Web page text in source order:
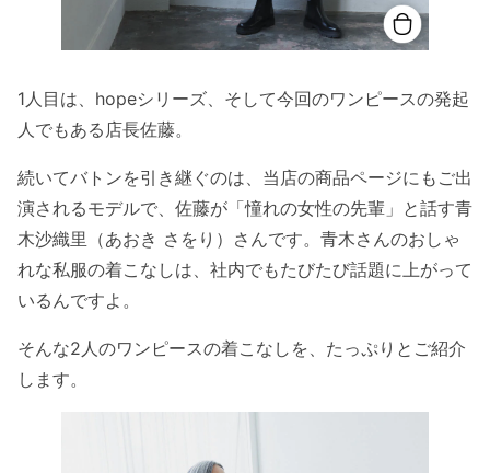
1人目は、hopeシリーズ、そして今回のワンピースの発起
人でもある店長佐藤。
続いてバトンを引き継ぐのは、当店の商品ページにもご出
演されるモデルで、佐藤が「憧れの女性の先輩」と話す青
木沙織里（あおき さをり）さんです。青木さんのおしゃ
れな私服の着こなしは、社内でもたびたび話題に上がって
いるんですよ。
そんな2人のワンピースの着こなしを、たっぷりとご紹介
します。